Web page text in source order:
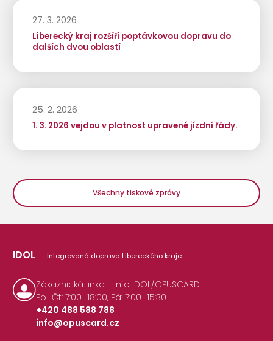
27. 3. 2026
Liberecký kraj rozšíří poptávkovou dopravu do
dalších dvou oblastí
25. 2. 2026
1. 3. 2026 vejdou v platnost upravené jízdní řády.
Všechny tiskové zprávy
IDOL Integrovaná doprava Libereckého kraje
Zákaznická linka - info IDOL/OPUSCARD
Po–Čt: 7:00–18:00, Pá: 7:00–15:30
+420 488 588 788
|
info@opuscard.cz